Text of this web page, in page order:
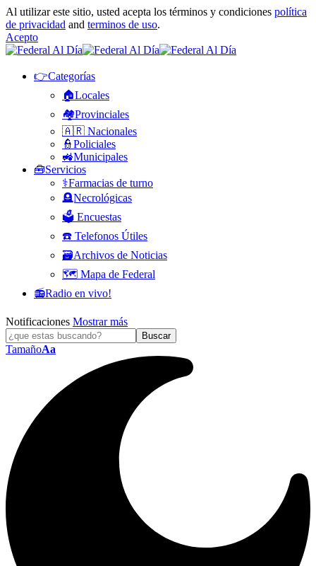
Al utilizar este sitio, usted acepta los términos y condiciones política
de privacidad and terminos de uso.
Acepto
👉Categorías
🏠Locales
🏘️Provinciales
🇦🇷 Nacionales
👮Policiales
🚜Municipales
🧰Servicios
⚕️Farmacias de turno
🪦Necrológicas
🗳️ Encuestas
☎️ Telefonos Útiles
🗃️Archivos de Noticias
🗺️ Mapa de Federal
📻Radio en vivo!
Notificaciones Mostrar más
TamañoAa